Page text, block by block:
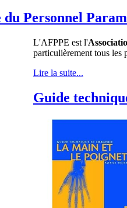
du Personnel
L'AFPPE est l'
particulièrement tous les
Lire la suite...
Guide